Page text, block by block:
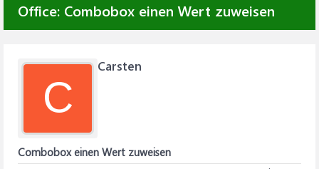
Office: Combobox einen Wert zuweisen
C
Carsten
Combobox einen Wert zuweisen